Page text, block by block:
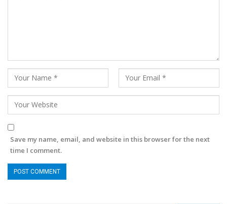
Save my name, email, and website in this browser for the next
time I comment.